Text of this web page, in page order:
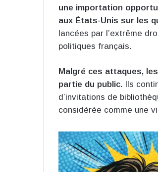
une importation
aux États-Unis sur les
lancées par l’extrême
politiques français.
Malgré ces attaques,
partie du public. Ils
d’invitations de
considérée comme une